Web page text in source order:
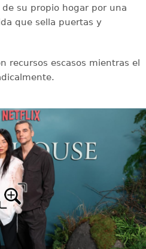
su propio hogar por una
que sella puertas y
recursos escasos mientras el